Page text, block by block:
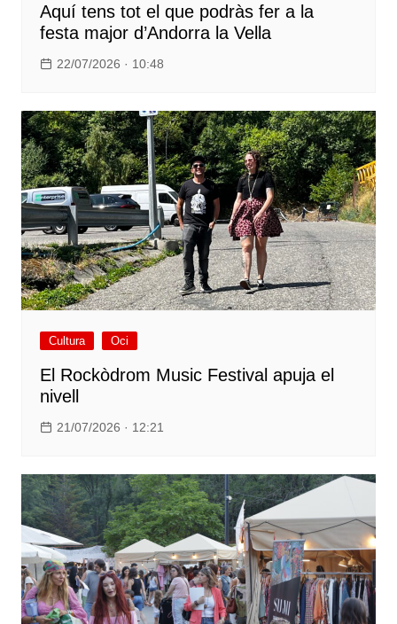
Aquí tens tot el que podràs fer a la
festa major d’Andorra la Vella
22/07/2026 · 10:48
Cultura Oci
El Rockòdrom Music Festival apuja el
nivell
21/07/2026 · 12:21